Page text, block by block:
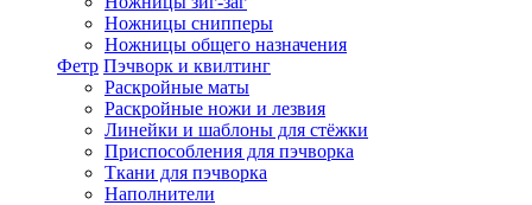
Ножницы снипперы
Ножницы общего назначения
Фетр Пэчворк и квилтинг
Раскройные маты
Раскройные ножи и лезвия
Линейки и шаблоны для стёжки
Приспособления для пэчворка
Ткани для пэчворка
Наполнители